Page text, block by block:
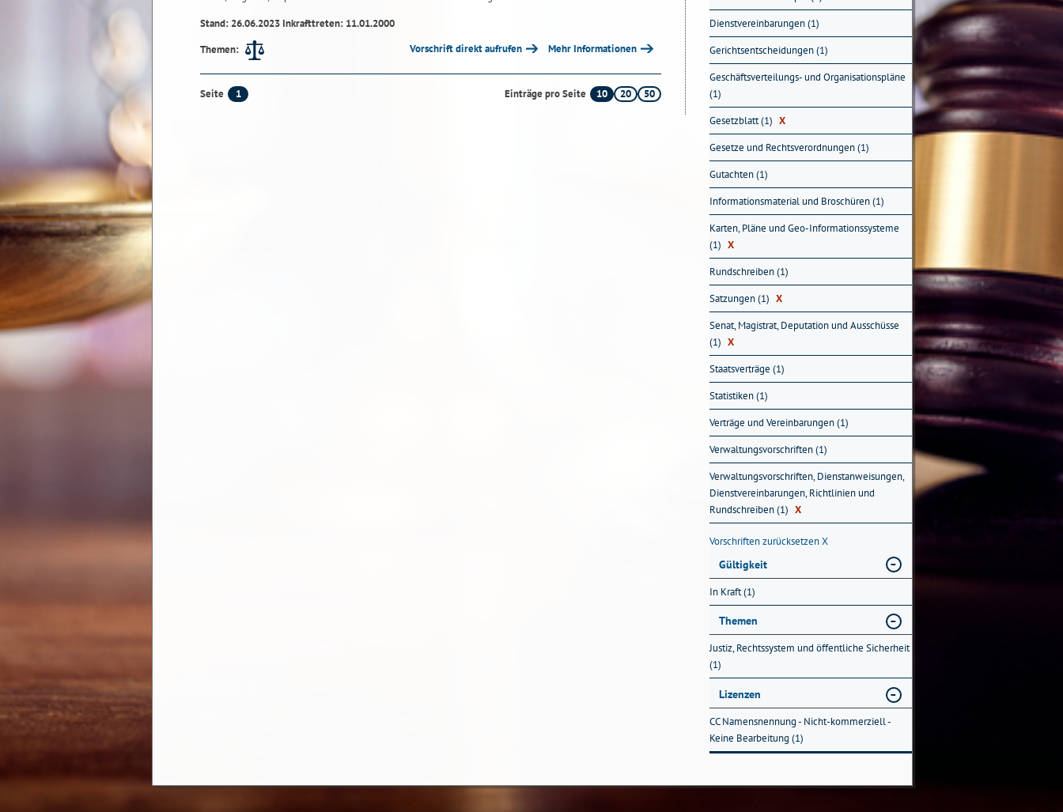
Stand: 26.06.2023 Inkrafttreten: 11.01.2000
Themen:
Vorschrift direkt aufrufen Mehr Informationen
Seite 1 Einträge pro Seite 10 20 50
Dienstvereinbarungen (1)
Gerichtsentscheidungen (1)
Geschäftsverteilungs- und Organisationspläne
(1)
Gesetzblatt (1) X
Gesetze und Rechtsverordnungen (1)
Gutachten (1)
Informationsmaterial und Broschüren (1)
Karten, Pläne und Geo-Informationssysteme
(1) X
Rundschreiben (1)
Satzungen (1) X
Senat, Magistrat, Deputation und Ausschüsse
(1) X
Staatsverträge (1)
Statistiken (1)
Verträge und Vereinbarungen (1)
Verwaltungsvorschriften (1)
Verwaltungsvorschriften, Dienstanweisungen,
Dienstvereinbarungen, Richtlinien und
Rundschreiben (1) X
Vorschriften zurücksetzenX
Gültigkeit
In Kraft (1)
Themen
Justiz, Rechtssystem und öffentliche Sicherheit
(1)
Lizenzen
CC Namensnennung - Nicht-kommerziell -
Keine Bearbeitung (1)